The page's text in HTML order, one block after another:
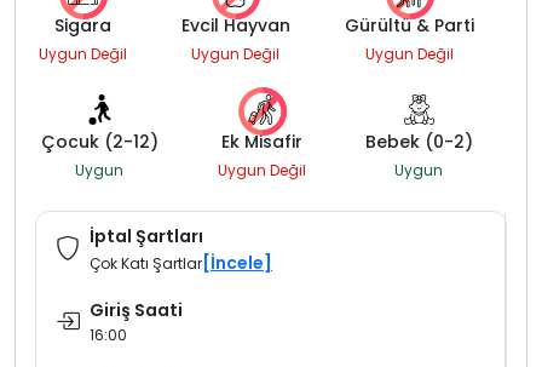
Sigara
Uygun Değil
Evcil Hayvan
Uygun Değil
Gürültü & Parti
Uygun Değil
Çocuk (2-12)
Uygun
Ek Misafir
Uygun Değil
Bebek (0-2)
Uygun
İptal Şartları
Çok Katı Şartlar [İncele]
Giriş Saati
16:00